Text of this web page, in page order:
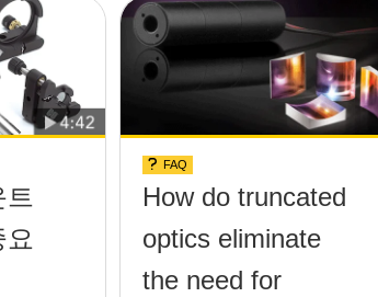
트
FAQ
How do truncated
optics eliminate
the need for